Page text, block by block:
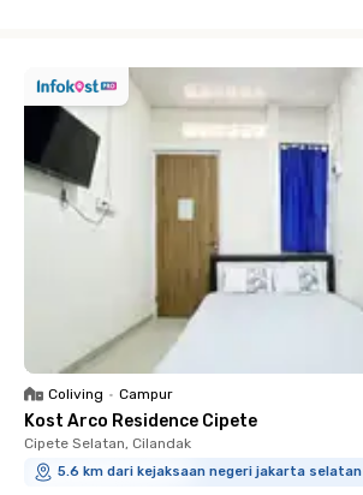
Coliving • Campur
Kost Arco Residence Cipete
Cipete Selatan, Cilandak
5.6 km dari kejaksaan negeri jakarta selatan